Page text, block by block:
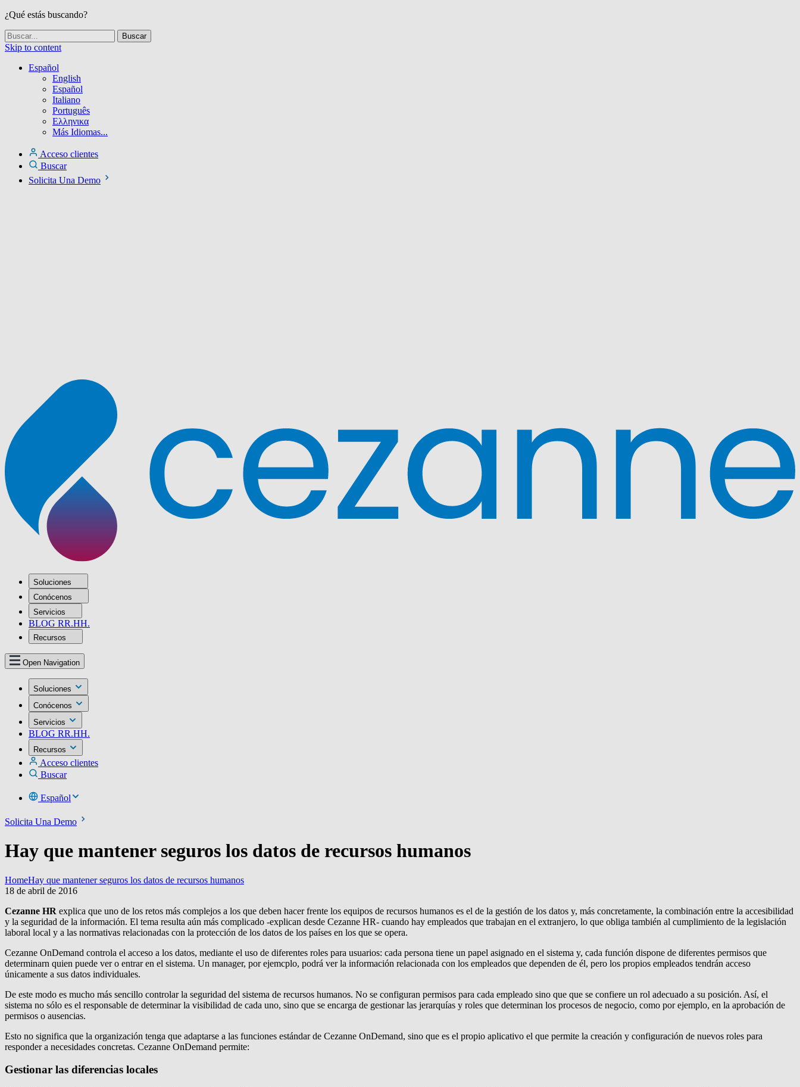
¿Qué estás buscando?
Skip to content
Español
English
Español
Italiano
Português
Ελληνικα
Más Idiomas...
Acceso clientes
Buscar
Solicita Una Demo
Soluciones
Conócenos
Servicios
BLOG RR.HH.
Recursos
Open Navigation
Soluciones
Conócenos
Servicios
BLOG RR.HH.
Recursos
Acceso clientes
Buscar
Español
Solicita Una Demo
Hay que mantener seguros los datos de recursos humanos
HomeHay que mantener seguros los datos de recursos humanos
18 de abril de 2016
Cezanne HR explica que uno de los retos más complejos a los que deben hacer frente los equipos de recursos humanos es el de la gestión de los datos y, más concretamente, la combinación entre la accesibilidad
y la seguridad de la información. El tema resulta aún más complicado -explican desde Cezanne HR- cuando hay empleados que trabajan en el extranjero, lo que obliga también al cumplimiento de la legislación
laboral local y a las normativas relacionadas con la protección de los datos de los países en los que se opera.
Cezanne OnDemand controla el acceso a los datos, mediante el uso de diferentes roles para usuarios: cada persona tiene un papel asignado en el sistema y, cada función dispone de diferentes permisos que
determinarn quien puede ver o entrar en el sistema. Un manager, por ejemcplo, podrá ver la información relacionada con los empleados que dependen de él, pero los propios empleados tendrán acceso
únicamente a sus datos individuales.
De este modo es mucho más sencillo controlar la seguridad del sistema de recursos humanos. No se configuran permisos para cada empleado sino que que se confiere un rol adecuado a su posición. Así, el
sistema no sólo es el responsable de determinar la visibilidad de cada uno, sino que se encarga de gestionar las jerarquías y roles que determinan los procesos de negocio, como por ejemplo, en la aprobación de
permisos o ausencias.
Esto no significa que la organización tenga que adaptarse a las funciones estándar de Cezanne OnDemand, sino que es el propio aplicativo el que permite la creación y configuración de nuevos roles para
responder a necesidades concretas. Cezanne OnDemand permite:
Gestionar las diferencias locales